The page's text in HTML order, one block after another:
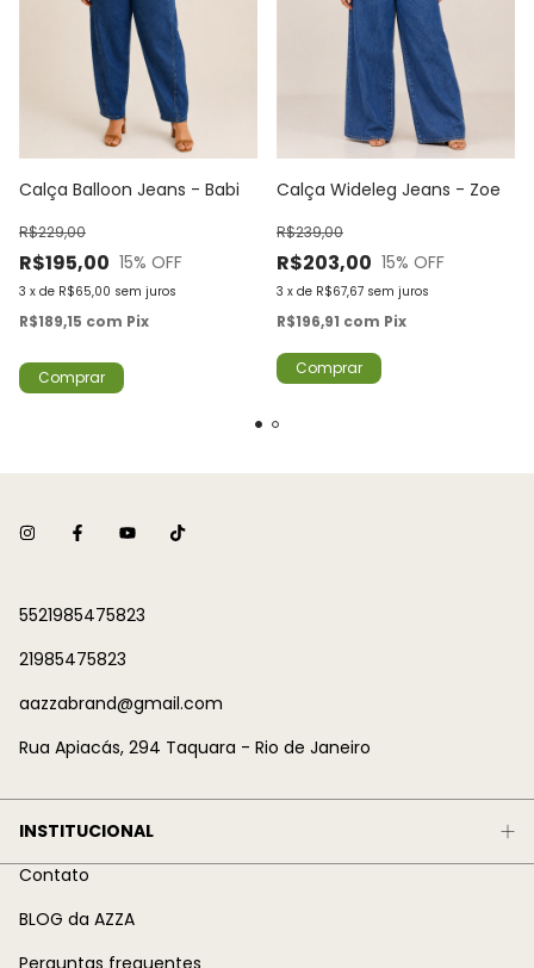
Calça Balloon Jeans - Babi
R$195,00
R$229,00
15% OFF
3 x de R$65,00 sem juros
R$189,15 com Pix
Comprar
Calça Wideleg Jeans - Zoe
R$203,00
R$239,00
15% OFF
3 x de R$67,67 sem juros
R$196,91 com Pix
Comprar
5521985475823
21985475823
aazzabrand@gmail.com
Rua Apiacás, 294 Taquara - Rio de Janeiro
INSTITUCIONAL
Contato
BLOG da AZZA